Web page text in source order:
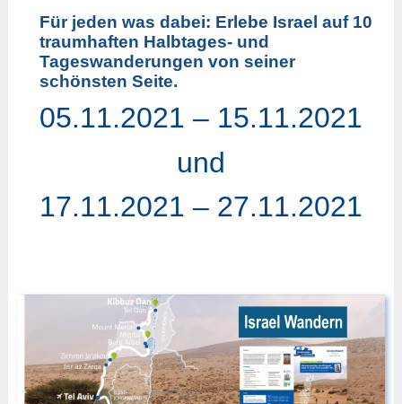
Für jeden was dabei: Erlebe Israel auf 10
traumhaften Halbtages- und
Tageswanderungen von seiner
schönsten Seite.
05.11.2021 – 15.11.2021
und
17.11.2021 – 27.11.2021